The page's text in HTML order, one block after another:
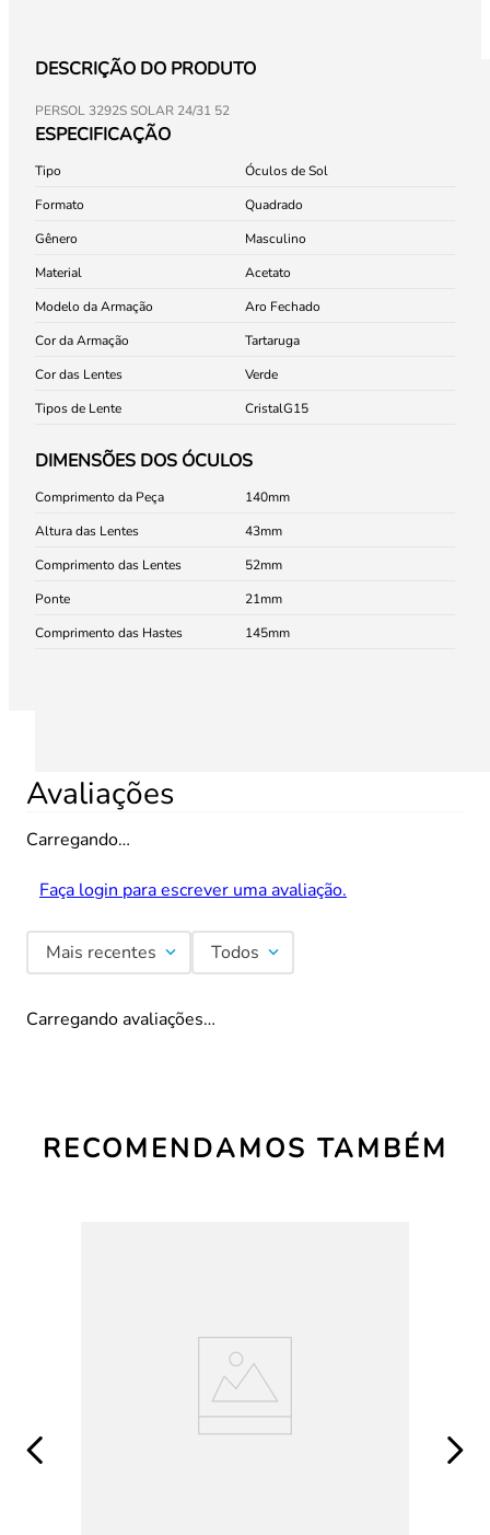
DESCRIÇÃO DO PRODUTO
PERSOL 3292S SOLAR 24/31 52
ESPECIFICAÇÃO
Tipo
Óculos de Sol
Formato
Quadrado
Gênero
Masculino
Material
Acetato
Modelo da Armação
Aro Fechado
Cor da Armação
Tartaruga
Cor das Lentes
Verde
Tipos de Lente
CristalG15
DIMENSÕES DOS ÓCULOS
Comprimento da Peça
140
Altura das Lentes
43
Comprimento das Lentes
52
Ponte
21
Comprimento das Hastes
145
Avaliações
Carregando…
Faça login para escrever uma avaliação.
Mais recentes Todos
Carregando avaliações…
RECOMENDAMOS TAMBÉM